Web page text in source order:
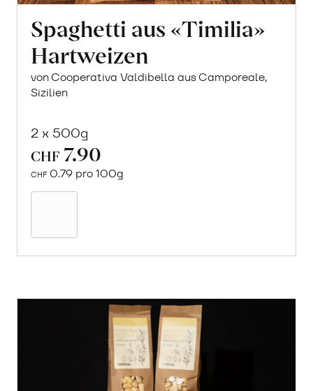
Spaghetti aus «Timilia»
Hartweizen
von Cooperativa Valdibella aus Camporeale,
Sizilien
2 x 500g
CHF 7.90
CHF 0.79 pro 100g